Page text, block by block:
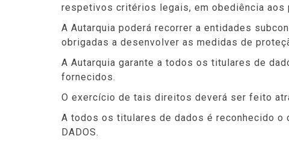
respetivos critérios legais, em obediência aos
A Autarquia poderá recorrer a entidades
obrigadas a desenvolver as medidas de
A Autarquia garante a todos os titulares de
fornecidos.
O exercício de tais direitos deverá ser feito
A todos os titulares de dados é reconhecido o
DADOS.